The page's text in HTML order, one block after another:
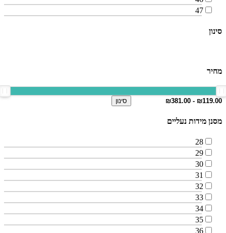
47
סינון
מחיר
סינון
מסנן מידות נעליים
28
29
30
31
32
33
34
35
36